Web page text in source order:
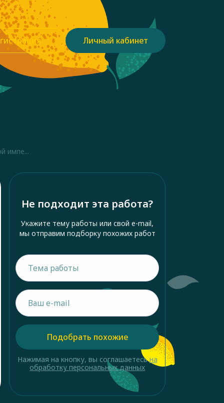
Личный кабинет
импе...
Не подходит эта работа?
Укажите тему работы или свой e-mail,
мы отправим подборку похожих работ
Подобрать похожие
Нажимая на кнопку, вы соглашаетесьна
обработку персональных данных